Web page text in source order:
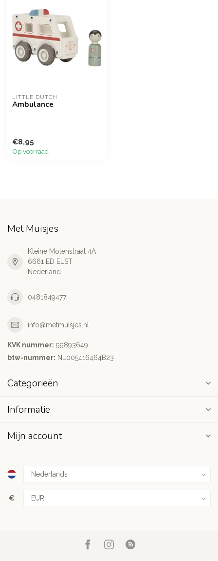
LITTLE DUTCH
Ambulance
€8,95
Op voorraad
Met Muisjes
Kleine Molenstraat 4A
6661 ED ELST
Nederland
0481849477
info@metmuisjes.nl
KVK nummer: 99893649
btw-nummer: NL005416464B23
Categorieën
Informatie
Mijn account
€